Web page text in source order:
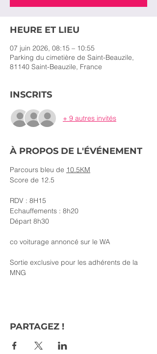
HEURE ET LIEU
07 juin 2026, 08:15 – 10:55
Parking du cimetière de Saint-Beauzile,
81140 Saint-Beauzile, France
INSCRITS
+ 9 autres invités
À PROPOS DE L'ÉVÉNEMENT
Parcours bleu de 10.5KM
Score de 12.5
RDV : 8H15
Echauffements : 8h20
Départ 8h30
co voiturage annoncé sur le WA
Sortie exclusive pour les adhérents de la
MNG
PARTAGEZ !